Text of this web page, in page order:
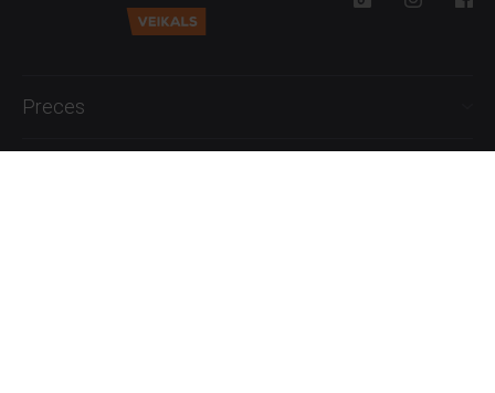
Preces